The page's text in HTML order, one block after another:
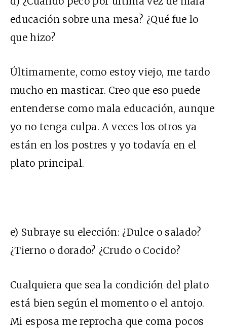
educación sobre una mesa? ¿Qué fue lo
que hizo?
Últimamente, como estoy viejo, me tardo
mucho en masticar. Creo que eso puede
entenderse como mala educación, aunque
yo no tenga culpa. A veces los otros ya
están en los postres y yo todavía en el
plato principal.
e) Subraye su elección: ¿Dulce o salado?
¿Tierno o dorado? ¿Crudo o Cocido?
Cualquiera que sea la condición del plato
está bien según el momento o el antojo.
Mi esposa me reprocha que coma pocos